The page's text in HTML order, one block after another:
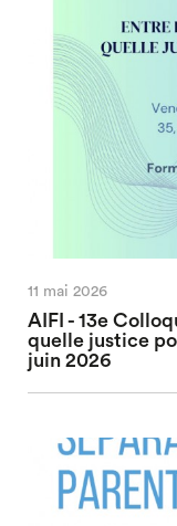
11 mai 2026
AIFI - 13e
quelle justice
juin 2026